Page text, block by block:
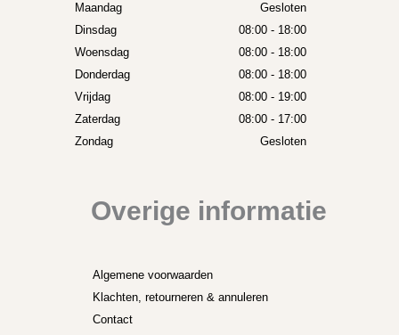
a
m
Maandag
Gesloten
Dinsdag
08:00 - 18:00
Woensdag
08:00 - 18:00
Donderdag
08:00 - 18:00
Vrijdag
08:00 - 19:00
Zaterdag
08:00 - 17:00
Zondag
Gesloten
Overige informatie
Algemene voorwaarden
Klachten, retourneren & annuleren
Contact